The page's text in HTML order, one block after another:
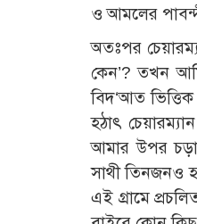
ও আমলের
অতঃপর
কেন’? তখন
বিদ‘আত
হঠাৎ
আমার উপর
সাথী তিনজনও
এই গ্রামে